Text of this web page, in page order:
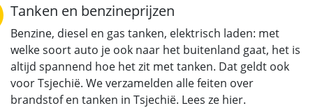
Tanken en benzineprijzen
Benzine, diesel en gas tanken, elektrisch laden: met
welke soort auto je ook naar het buitenland gaat, het is
altijd spannend hoe het zit met tanken. Dat geldt ook
voor Tsjechië. We verzamelden alle feiten over
brandstof en tanken in Tsjechië. Lees ze hier.